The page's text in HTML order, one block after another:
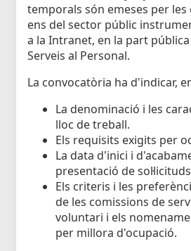
temporals són emeses per les
ens del sector públic
a la Intranet, en la part
Serveis al Personal.
La convocatòria ha d'indicar,
La denominació i les
lloc de treball.
Els requisits exigits per
La data d'inici i
presentació de
Els criteris i les
de les comissions de
voluntari i els
per millora d'ocupació.